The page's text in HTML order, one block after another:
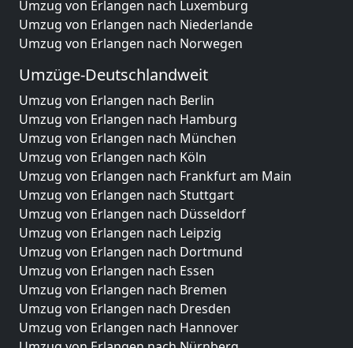
Umzug von Erlangen nach Luxemburg
Umzug von Erlangen nach Niederlande
Umzug von Erlangen nach Norwegen
Umzüge-Deutschlandweit
Umzug von Erlangen nach Berlin
Umzug von Erlangen nach Hamburg
Umzug von Erlangen nach München
Umzug von Erlangen nach Köln
Umzug von Erlangen nach Frankfurt am Main
Umzug von Erlangen nach Stuttgart
Umzug von Erlangen nach Düsseldorf
Umzug von Erlangen nach Leipzig
Umzug von Erlangen nach Dortmund
Umzug von Erlangen nach Essen
Umzug von Erlangen nach Bremen
Umzug von Erlangen nach Dresden
Umzug von Erlangen nach Hannover